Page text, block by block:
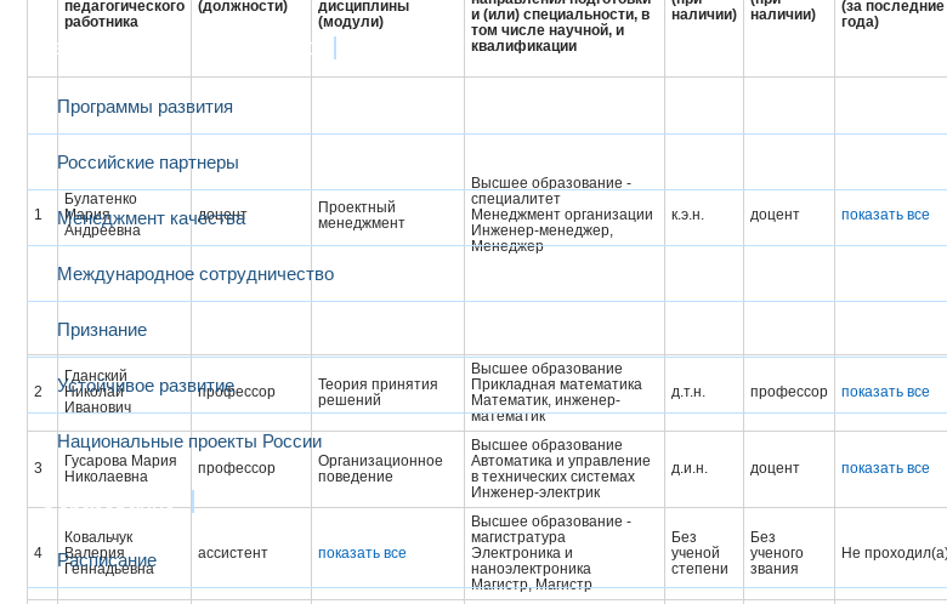
Развитие и сотрудничество
Программы развития
Российские партнеры
Менеджмент качества
Международное сотрудничество
Признание
Устойчивое развитие
Национальные проекты России
Образование
Расписание
педагогического
работника
(должности)
дисциплины
(модули)
и (или) специальности, в
том числе научной, и
квалификации
наличии)
наличии)
(за последние
года)
1
Булатенко
Мария
Андреевна
доцент
Проектный
менеджмент
Высшее образование -
специалитет
Менеджмент организации
Инженер-менеджер,
Менеджер
к.э.н. доцент показать все
2
Гданский
Николай
Иванович
профессор
Теория принятия
решений
Высшее образование
Прикладная математика
Математик, инженер-
математик
д.т.н. профессор показать все
3
Гусарова Мария
Николаевна
профессор
Организационное
поведение
Высшее образование
Автоматика и управление
в технических системах
Инженер-электрик
д.и.н. доцент показать все
4
Ковальчук
Валерия
Геннадьевна
ассистент показать все
Высшее образование -
магистратура
Электроника и
наноэлектроника
Магистр, Магистр
Без
ученой
степени
Без
ученого
звания
Не